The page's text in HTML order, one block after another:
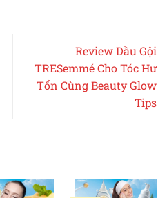
Review Dầu Gội
TRESemmé Cho Tóc Hư
Tổn Cùng Beauty Glow
Tips